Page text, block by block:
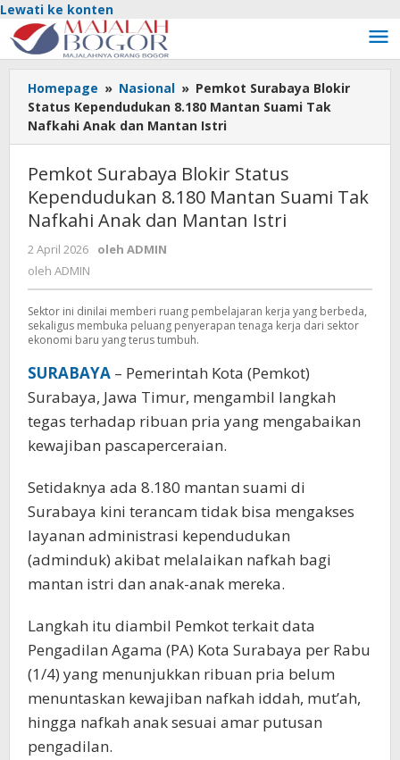
Lewati ke konten
Homepage » Nasional » Pemkot Surabaya Blokir
Status Kependudukan 8.180 Mantan Suami Tak
Nafkahi Anak dan Mantan Istri
Pemkot Surabaya Blokir Status
Kependudukan 8.180 Mantan Suami Tak
Nafkahi Anak dan Mantan Istri
2 April 2026 oleh ADMIN
oleh ADMIN
Sektor ini dinilai memberi ruang pembelajaran kerja yang berbeda,
sekaligus membuka peluang penyerapan tenaga kerja dari sektor
ekonomi baru yang terus tumbuh.
SURABAYA – Pemerintah Kota (Pemkot)
Surabaya, Jawa Timur, mengambil langkah
tegas terhadap ribuan pria yang mengabaikan
kewajiban pascaperceraian.
Setidaknya ada 8.180 mantan suami di
Surabaya kini terancam tidak bisa mengakses
layanan administrasi kependudukan
(adminduk) akibat melalaikan nafkah bagi
mantan istri dan anak-anak mereka.
Langkah itu diambil Pemkot terkait data
Pengadilan Agama (PA) Kota Surabaya per Rabu
(1/4) yang menunjukkan ribuan pria belum
menuntaskan kewajiban nafkah iddah, mut’ah,
hingga nafkah anak sesuai amar putusan
pengadilan.